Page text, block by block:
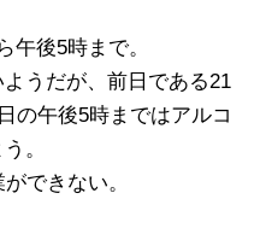
午後5時まで。
うだが、前日である21
の午後5時まではアルコ
。
できない。